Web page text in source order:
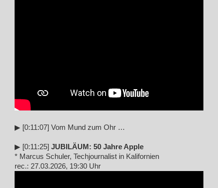
▶︎ [0:11:07] Vom Mund zum Ohr …
▶︎ [0:11:25] JUBILÄUM: 50 Jahre Apple
* Marcus Schuler, Techjournalist in Kalifornien
rec.: 27.03.2026, 19:30 Uhr